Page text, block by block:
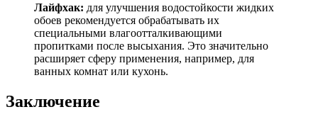
Лайфхак: для улучшения водостойкости жидких
обоев рекомендуется обрабатывать их
специальными влагоотталкивающими
пропитками после высыхания. Это значительно
расширяет сферу применения, например, для
ванных комнат или кухонь.
Заключение